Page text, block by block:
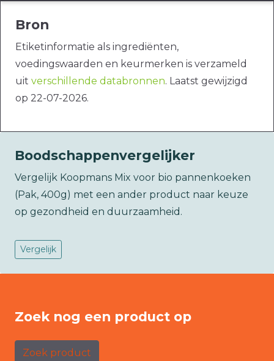
Bron
Etiketinformatie als ingrediënten,
voedingswaarden en keurmerken is verzameld
uit verschillende databronnen. Laatst gewijzigd
op 22-07-2026.
Boodschappenvergelijker
Vergelijk Koopmans Mix voor bio pannenkoeken
(Pak, 400g) met een ander product naar keuze
op gezondheid en duurzaamheid.
Vergelijk
Zoek nog een product op
Zoek product